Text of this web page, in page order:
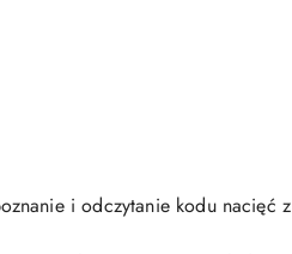
i odczytanie kodu nacięć